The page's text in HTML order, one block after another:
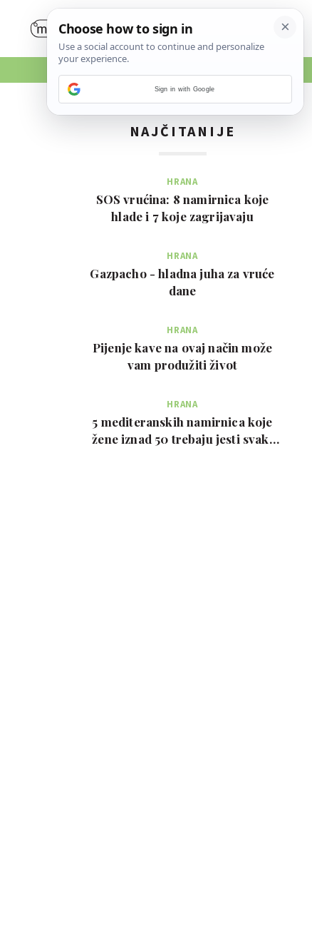
NAJČITANIJE
HRANA
SOS vrućina: 8 namirnica koje
hlade i 7 koje zagrijavaju
HRANA
Gazpacho - hladna juha za vruće
dane
HRANA
Pijenje kave na ovaj način može
vam produžiti život
HRANA
5 mediteranskih namirnica koje
žene iznad 50 trebaju jesti svaki
Sign in with Google